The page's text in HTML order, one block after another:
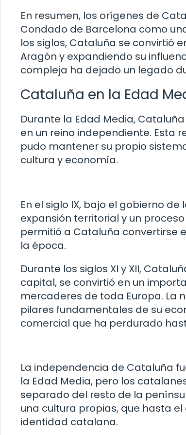
En resumen, los orígenes de
Condado de Barcelona como
los siglos, Cataluña se convirtió
Aragón y expandiendo su
compleja ha dejado un legado
Cataluña en la Edad
Durante la Edad Media,
en un reino independiente. Esta
pudo mantener su propio
cultura y economía.
En el siglo IX, bajo el gobierno
expansión territorial y un
permitió a Cataluña convertirse
la época.
Durante los siglos XI y XII,
capital, se convirtió en un
mercaderes de toda Europa. La
pilares fundamentales de su
comercial que ha perdurado
La independencia de Cataluña
la Edad Media, pero los
separado del resto de la
una cultura propias, que hasta
identidad catalana.